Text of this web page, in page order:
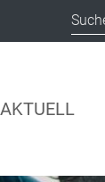
AKTUELL